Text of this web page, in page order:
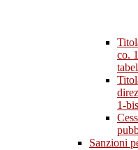
co.
1-
Sanzioni